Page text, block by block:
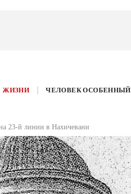
ЖИЗНИ ЧЕЛОВЕК ОСОБЕННЫЙ
23-й линии в Нахичевани